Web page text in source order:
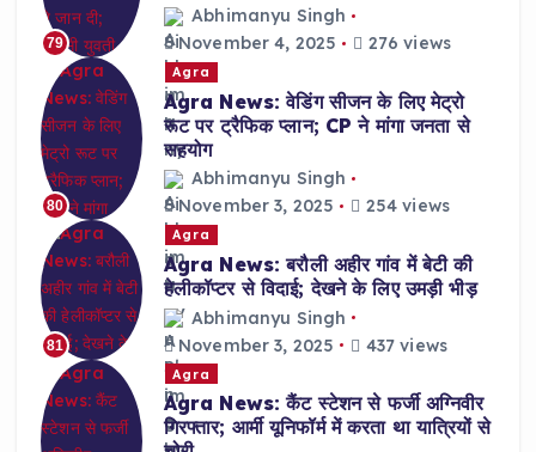
79
Abhimanyu Singh
November 4, 2025
276 views
80
Agra
Agra News: वेडिंग सीजन के लिए मेट्रो
रूट पर ट्रैफिक प्लान; CP ने मांगा जनता से
सहयोग
Abhimanyu Singh
November 3, 2025
254 views
81
Agra
Agra News: बरौली अहीर गांव में बेटी की
हेलीकॉप्टर से विदाई; देखने के लिए उमड़ी भीड़
Abhimanyu Singh
November 3, 2025
437 views
Agra
Agra News: कैंट स्टेशन से फर्जी अग्निवीर
गिरफ्तार; आर्मी यूनिफॉर्म में करता था यात्रियों से